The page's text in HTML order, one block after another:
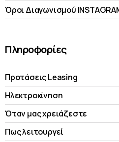
Όροι Διαγωνισμού
Πληροφορίες
Προτάσεις Leasing
Ηλεκτροκίνηση
Όταν μας χρειάζεστε
Πως λειτουργεί